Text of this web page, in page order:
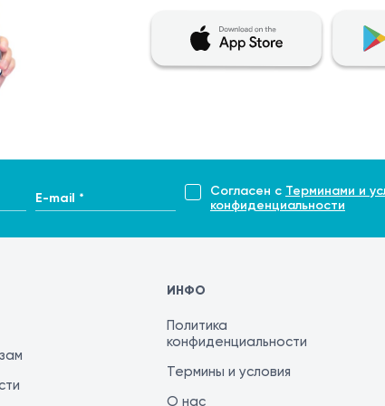
необходимости допускается аккуратное
ожог, признаки инфекции) необходимо обратиться к
E-mail * Согласен с Терминами и
конфиденциальности
ИНФО
Политика
конфиденциальности
Термины и условия
О нас